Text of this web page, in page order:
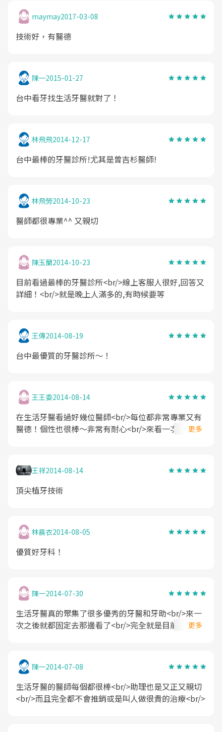
maymay2017-03-08
技術好，有醫德
陳一2015-01-27
台中看牙找生活牙醫就對了！
林飛飛2014-12-17
台中最棒的牙醫診所!尤其是曾吉杉醫師!
林飛勞2014-10-23
醫師都很專業^^ 又親切
陳玉蘭2014-10-23
目前看過最棒的牙醫診所<br/>線上客服人很好,回答又
詳細！<br/>就是晚上人滿多的,有時候要等
王傳2014-08-19
台中最優質的牙醫診所～！
王王委2014-08-14
在生活牙醫看過好幾位醫師<br/>每位都非常專業又有
醫德！個性也很棒～非常有耐心<br/>來看一次就不想
更多
王祥2014-08-14
頂尖植牙技術
林晨衣2014-08-05
優質好牙科！
陳一2014-07-30
生活牙醫真的聚集了很多優秀的牙醫和牙助<br/>來一
次之後就都固定去那邊看了<br/>完全就是目前在台中
更多
陳一2014-07-08
生活牙醫的醫師每個都很棒<br/>助理也是又正又親切
<br/>而且完全都不會推銷或是叫人做很貴的治療<br/>